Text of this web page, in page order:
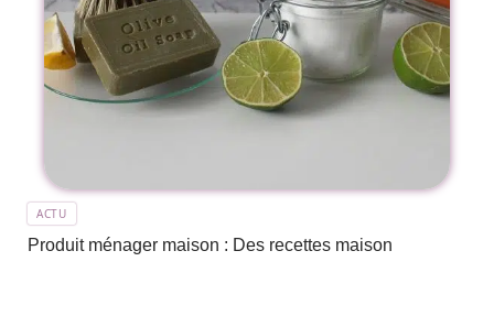
ACTU
Produit ménager maison : Des recettes maison